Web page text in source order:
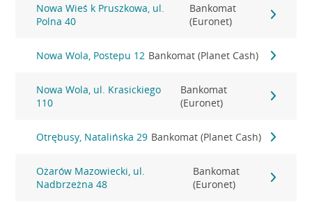
Nowa Wieś k Pruszkowa, ul.
Polna 40
Bankomat
(Euronet)
Nowa Wola, Postepu 12 Bankomat (Planet Cash)
Nowa Wola, ul. Krasickiego
110
Bankomat
(Euronet)
Otrębusy, Natalińska 29 Bankomat (Planet Cash)
Ożarów Mazowiecki, ul.
Nadbrzeżna 48
Bankomat
(Euronet)